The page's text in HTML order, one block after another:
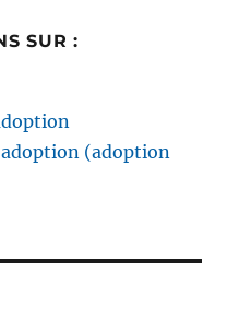
SUR :
(adoption